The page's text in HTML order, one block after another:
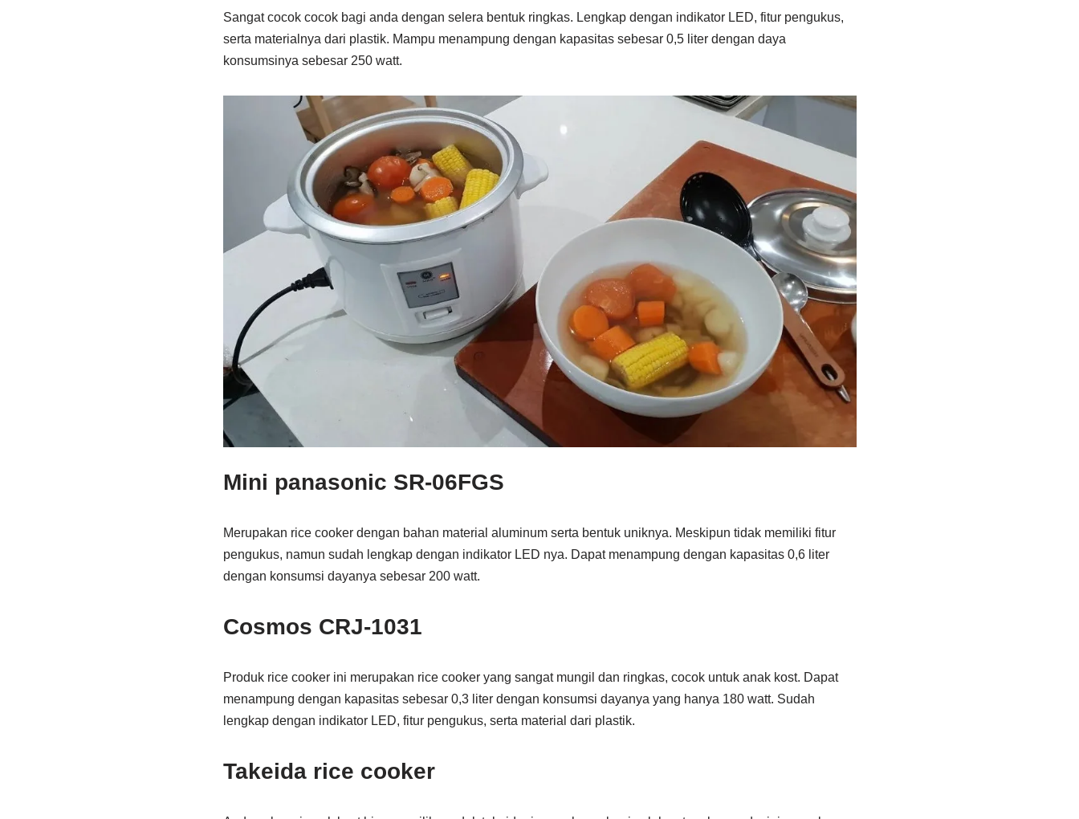
Sangat cocok cocok bagi anda dengan selera bentuk ringkas. Lengkap dengan indikator LED, fitur pengukus,
serta materialnya dari plastik. Mampu menampung dengan kapasitas sebesar 0,5 liter dengan daya
konsumsinya sebesar 250 watt.
Mini panasonic SR-06FGS
Merupakan rice cooker dengan bahan material aluminum serta bentuk uniknya. Meskipun tidak memiliki fitur
pengukus, namun sudah lengkap dengan indikator LED nya. Dapat menampung dengan kapasitas 0,6 liter
dengan konsumsi dayanya sebesar 200 watt.
Cosmos CRJ-1031
Produk rice cooker ini merupakan rice cooker yang sangat mungil dan ringkas, cocok untuk anak kost. Dapat
menampung dengan kapasitas sebesar 0,3 liter dengan konsumsi dayanya yang hanya 180 watt. Sudah
lengkap dengan indikator LED, fitur pengukus, serta material dari plastik.
Takeida rice cooker